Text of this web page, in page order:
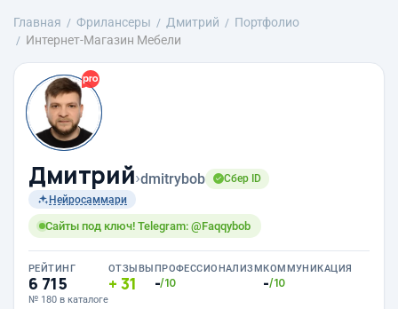
Главная Фрилансеры Дмитрий
Портфолио
Интернет-Магазин Мебели
Дмитрий›dmitrybob
Сбер ID
Нейросаммари
Сайты под ключ! Telegram: @Faqqybob
РЕЙТИНГ
6 715
№ 180 в каталоге
ОТЗЫВЫ
31
ПРОФЕССИОНАЛИЗМ
-/10
КОММУНИКАЦИЯ
-/10